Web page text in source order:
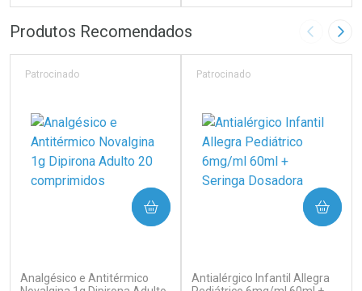
FECHAR
Laboratório
Ativar Desconto
FECHAR
Por Menos Laboratório
Ativar Desconto
Por Menos
Produtos Recomendados Imagem
Analgésico e Antitérmico
Patrocinado
COMPRAR
Antialérgico Infantil Allegra
Patrocinado
COMPRAR